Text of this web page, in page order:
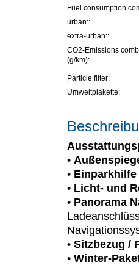
Fuel consumption
urban::
extra-urban::
CO2-Emissions
(g/km):
Particle filter:
Umweltplakette:
•
•
• Licht- und
• Panorama
• Sitzbezug /
• Winter-